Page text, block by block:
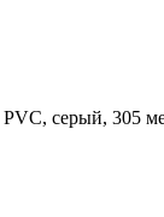
серый, 305